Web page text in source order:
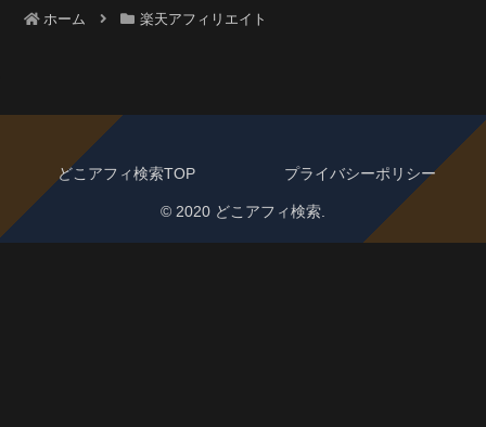
ホーム 楽天アフィリエイト
どこアフィ検索TOP プライバシーポリシー
© 2020 どこアフィ検索.